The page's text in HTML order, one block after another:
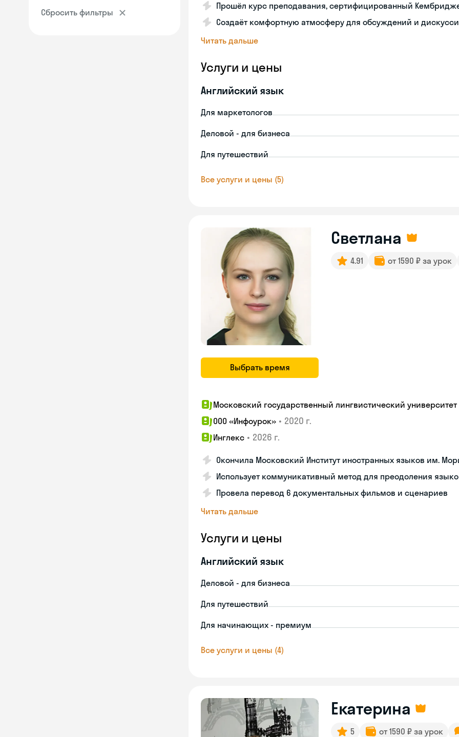
Сбросить фильтры
Прошёл курс преподавания, сертифицированный
Создаёт комфортную атмосферу для обсуждений и
Читать дальше
Услуги и цены
Английский язык
Для маркетологов
Деловой - для бизнеса
Для путешествий
Все услуги и цены (5)
Выбрать время
Светлана
4.91 от 1590 ₽ за урок
Московский государственный лингвистический университет
ООО «Инфоурок» • 2020 г.
Инглекс • 2026 г.
Окончила Московский Институт иностранных языков им.
Использует коммуникативный метод для преодоления
Провела перевод 6 документальных фильмов и сценариев
Читать дальше
Услуги и цены
Английский язык
Деловой - для бизнеса
Для путешествий
Для начинающих - премиум
Все услуги и цены (4)
Екатерина
5 от 1590 ₽ за урок